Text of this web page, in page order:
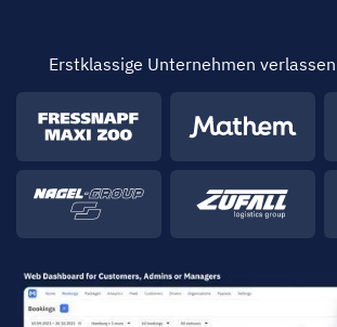
Erstklassige Unternehmen